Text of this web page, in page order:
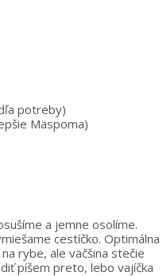
potreby)
Mäspoma)
a jemne osolíme.
cestíčko. Optimálna
rybe, ale väčšina stečie
píšem preto, lebo vajíčka